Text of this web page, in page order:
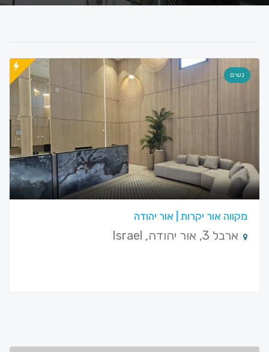
נשים
מקווה אור יקרות | אור יהודה
ארבל 3, אור יהודה, Israel